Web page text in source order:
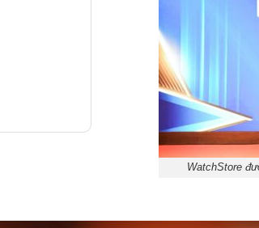
WatchStore